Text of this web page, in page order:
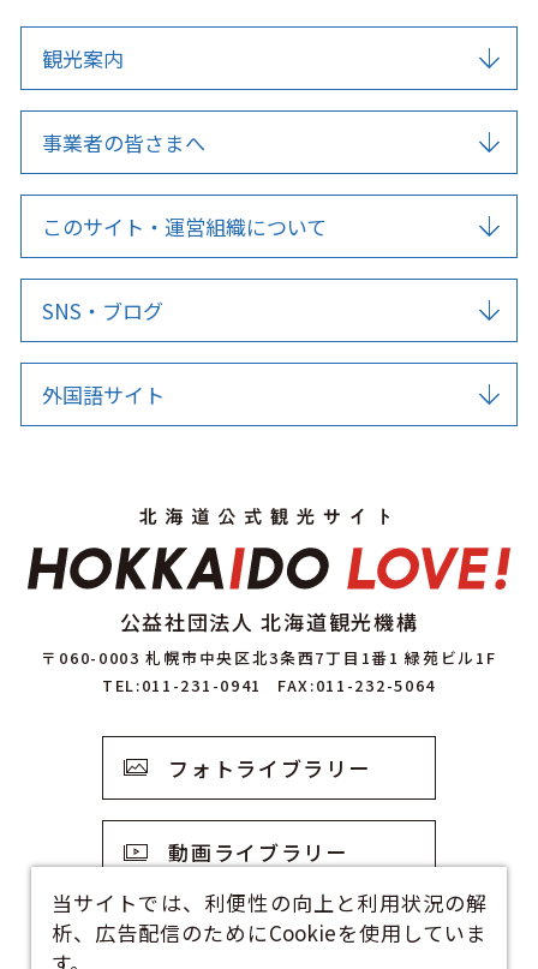
動画ライブラリー フォトライブラリー
お問い合わせ
Languages
観光案内
事業者の皆さまへ
このサイト・運営組織について
SNS・ブログ
外国語サイト
公益社団法人 北海道観光機構
〒060-0003 札幌市中央区北3条西7丁目1番1 緑苑ビル1F
TEL:011-231-0941
FAX:011-232-5064
フォトライブラリー
動画ライブラリー
観光資料
当サイトでは、利便性の向上と利用状況の解
析、広告配信のためにCookieを使用していま
す。